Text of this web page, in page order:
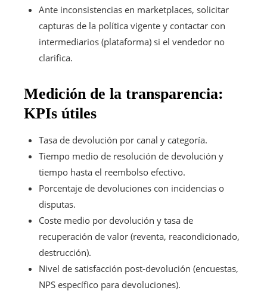
Ante inconsistencias en marketplaces, solicitar
capturas de la política vigente y contactar con
intermediarios (plataforma) si el vendedor no
clarifica.
Medición de la transparencia:
KPIs útiles
Tasa de devolución por canal y categoría.
Tiempo medio de resolución de devolución y
tiempo hasta el reembolso efectivo.
Porcentaje de devoluciones con incidencias o
disputas.
Coste medio por devolución y tasa de
recuperación de valor (reventa, reacondicionado,
destrucción).
Nivel de satisfacción post-devolución (encuestas,
NPS específico para devoluciones).